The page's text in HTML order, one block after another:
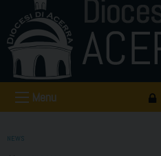
Menu
NEWS